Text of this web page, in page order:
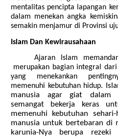
mentalitas pencipta lapangan
dalam menekan angka
semakin menjamur di Provinsi
Islam Dan Kewirausahaan
Ajaran Islam
merupakan bagian integral
yang menekankan
memenuhi kebutuhan hidup.
manusia agar giat dalam
semangat bekerja keras
memenuhi kebutuhan
manusia untuk bertebaran di
karunia-Nya berupa